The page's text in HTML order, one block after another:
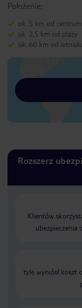
Położenie:
ok. 5 km od
ok. 2,5 km od plaży
ok. 60 km od
Rozszerz
Klientów
ubezpieczenia
tyle wyniósł koszt